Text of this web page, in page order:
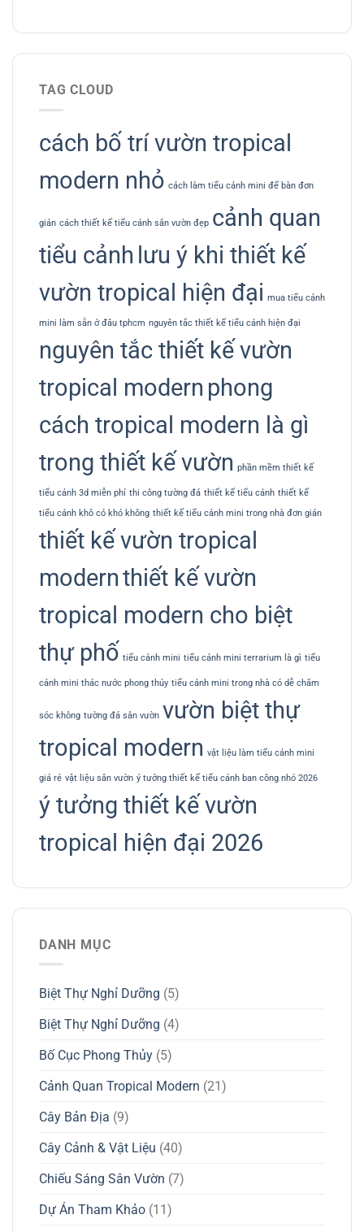
TAG CLOUD
cách bố trí vườn tropical
modern nhỏ cách làm tiểu cảnh mini để bàn đơn
giản cách thiết kế tiểu cảnh sân vườn đẹp cảnh quan
tiểu cảnh lưu ý khi thiết kế
vườn tropical hiện đại mua tiểu cảnh
mini làm sẵn ở đâu tphcm nguyên tắc thiết kế tiểu cảnh hiện đại
nguyên tắc thiết kế vườn
tropical modern phong
cách tropical modern là gì
trong thiết kế vườn phần mềm thiết kế
tiểu cảnh 3d miễn phí thi công tường đá thiết kế tiểu cảnh thiết kế
tiểu cảnh khô có khó không thiết kế tiểu cảnh mini trong nhà đơn giản
thiết kế vườn tropical
modernthiết kế vườn
tropical modern cho biệt
thự phố tiểu cảnh mini tiểu cảnh mini terrarium là gì tiểu
cảnh mini thác nước phong thủy tiểu cảnh mini trong nhà có dễ chăm
sóc không tường đá sân vườn vườn biệt thự
tropical modern vật liệu làm tiểu cảnh mini
giá rẻ vật liệu sân vườn ý tưởng thiết kế tiểu cảnh ban công nhỏ 2026
ý tưởng thiết kế vườn
tropical hiện đại 2026
DANH MỤC
Biệt Thự Nghỉ Dưỡng (5)
Biệt Thự Nghỉ Dưỡng (4)
Bố Cục Phong Thủy (5)
Cảnh Quan Tropical Modern (21)
Cây Bản Địa (9)
Cây Cảnh & Vật Liệu (40)
Chiếu Sáng Sân Vườn (7)
Dự Án Tham Khảo (11)